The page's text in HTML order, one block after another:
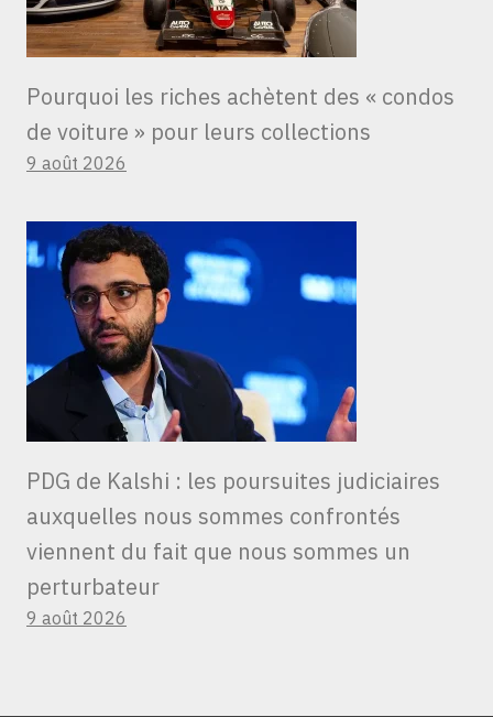
Pourquoi les riches achètent des « condos
de voiture » ​​pour leurs collections
9 août 2026
PDG de Kalshi : les poursuites judiciaires
auxquelles nous sommes confrontés
viennent du fait que nous sommes un
perturbateur
9 août 2026